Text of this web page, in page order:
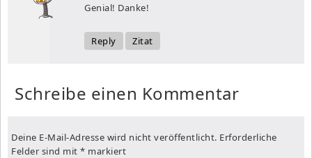
Genial! Danke!
Reply Zitat
Schreibe einen Kommentar
Deine E-Mail-Adresse wird nicht veröffentlicht. Erforderliche
Felder sind mit * markiert